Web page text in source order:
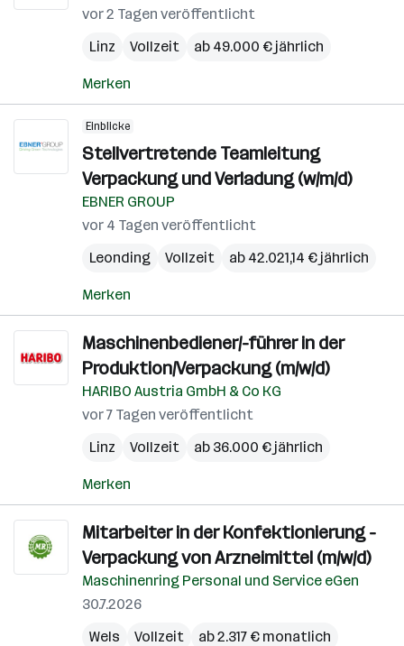
vor 2 Tagen veröffentlicht
Linz
Vollzeit ab 49.000 € jährlich
Merken
Einblicke
Stellvertretende Teamleitung
Verpackung und Verladung (w/m/d)
EBNER GROUP
vor 4 Tagen veröffentlicht
Leonding
Vollzeit ab 42.021,14 € jährlich
Merken
Maschinenbediener/-führer in der
Produktion/Verpackung (m/w/d)
HARIBO Austria GmbH & Co KG
vor 7 Tagen veröffentlicht
Linz
Vollzeit ab 36.000 € jährlich
Merken
Mitarbeiter in der Konfektionierung -
Verpackung von Arzneimittel (m/w/d)
Maschinenring Personal und Service eGen
30.7.2026
Wels
Vollzeit ab 2.317 € monatlich